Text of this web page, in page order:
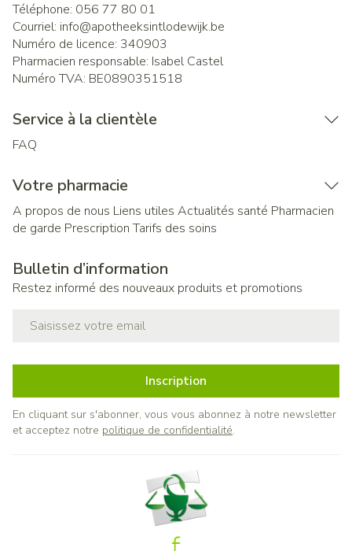
Téléphone: 056 77 80 01
Courriel: info@apotheeksintlodewijk.be
Numéro de licence: 340903
Pharmacien responsable: Isabel Castel
Numéro TVA: BE0890351518
Service à la clientèle
FAQ
Votre pharmacie
A propos de nous Liens utiles Actualités santé Pharmacien
de garde Prescription Tarifs des soins
Bulletin d’information
Restez informé des nouveaux produits et promotions
Inscription
En cliquant sur s'abonner, vous vous abonnez à notre newsletter
et acceptez notre politique de confidentialité.